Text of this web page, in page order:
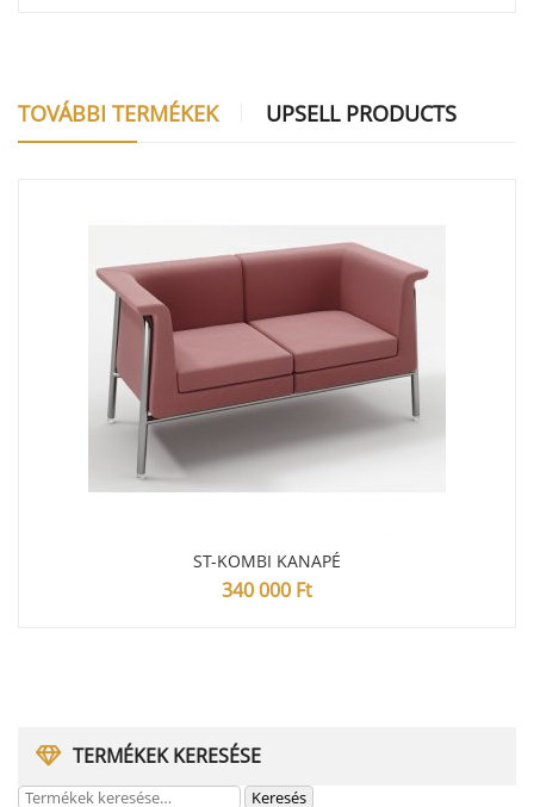
TERMÉKEK KERESÉSE
TOVÁBBI TERMÉKEK UPSELL PRODUCTS
ST-KOMBI KANAPÉ
340 000 Ft